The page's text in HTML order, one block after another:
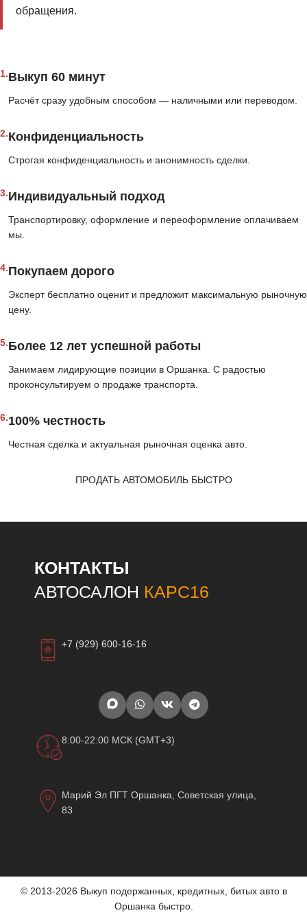
обращения.
1.Выкуп 60 минут
Расчёт сразу удобным способом — наличными или переводом.
2.Конфиденциальность
Строгая конфиденциальность и анонимность сделки.
3.Индивидуальный подход
Транспортировку, оформление и переоформление оплачиваем
мы.
4.Покупаем дорого
Эксперт бесплатно оценит и предложит максимальную рыночную
цену.
5.Более 12 лет успешной работы
Занимаем лидирующие позиции в Оршанка. С радостью
проконсультируем о продаже транспорта.
6.100% честность
Честная сделка и актуальная рыночная оценка авто.
ПРОДАТЬ АВТОМОБИЛЬ БЫСТРО
КОНТАКТЫ
АВТОСАЛОН КАРС16
+7 (929) 600-16-16
8:00-22:00 МСК (GMT+3)
Марий Эл ПГТ Оршанка, Советская улица,
83
© 2013-2026 Выкуп подержанных, кредитных, битых авто в
Оршанка быстро.